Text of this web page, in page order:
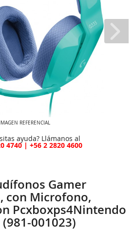
IMAGEN REFERENCIAL
ayuda? Llámanos al
4740 | +56 2 2820 4600
Gamer
con Microfono,
Pcxboxps4Nintendo
001023)